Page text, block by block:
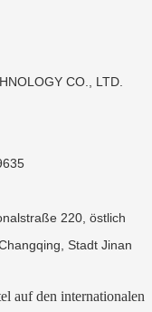
CO., LTD.
220, östlich
Stadt Jinan
auf den internationalen